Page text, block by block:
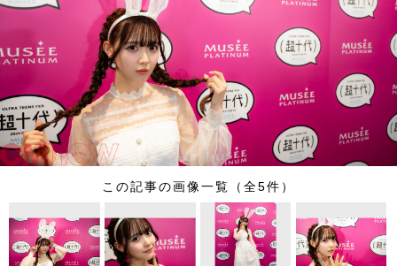
この記事の画像一覧（全5件）